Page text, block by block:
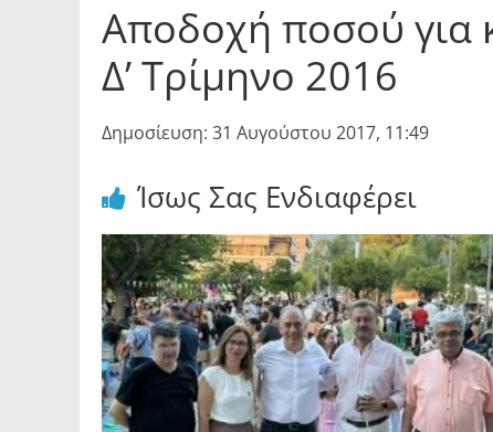
Αποδοχή ποσού για
Δ’ Τρίμηνο 2016
Δημοσίευση: 31 Αυγούστου 2017, 11:49
Ίσως Σας Ενδιαφέρει